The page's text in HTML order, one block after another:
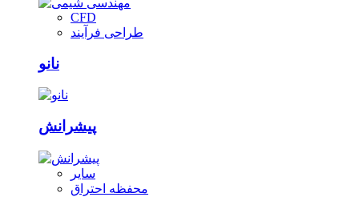
CFD
طراحی فرآیند
نانو
پیشرانش
سایر
محفظه احتراق